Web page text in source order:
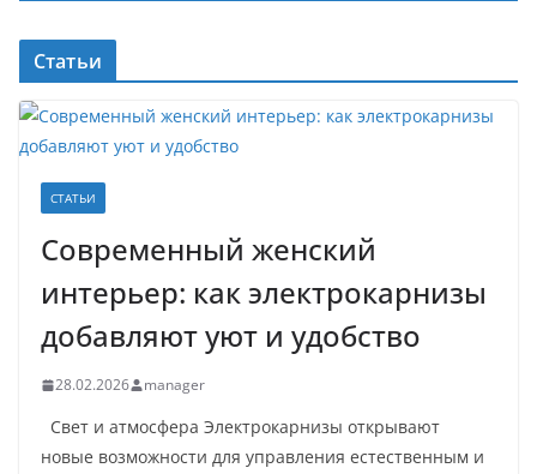
Статьи
СТАТЬИ
Современный женский
интерьер: как электрокарнизы
добавляют уют и удобство
28.02.2026 manager
Свет и атмосфера Электрокарнизы открывают
новые возможности для управления естественным и